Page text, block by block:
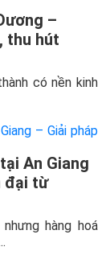
–
thu hút
có nền kinh
An Giang
đại từ
hàng hoá